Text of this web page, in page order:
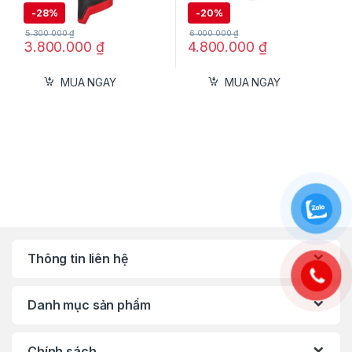
Hệ thống giảm rung hiệu quả, mang lại
cảm giác thoải mái khi sử dụng lâu dài.
việc sạch sẽ, giảm bụi bay trong không
Thiết kế gọn nhẹ, dễ dàng thao tác trong
Ứng Dụng Thực Tế
Ngành mộc & nội thất: chà nhám bề mặt
gỗ, ván ép, đồ thủ công mỹ nghệ.
khi sơn, đánh bóng lớp sơn.
-28%
3.800.000 ₫
5.300.000₫
MUA NGAY
-20%
4.800.000 ₫
6.000.000₫
MUA NGAY
Thông tin liên hệ
Danh mục sản phẩm